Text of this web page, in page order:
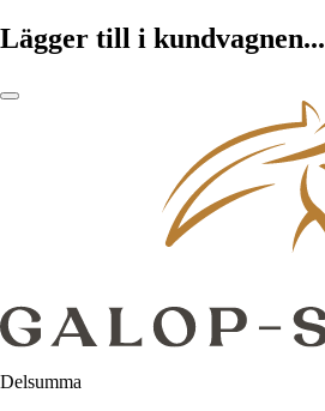
Lägger till i kundvagnen...
Delsumma